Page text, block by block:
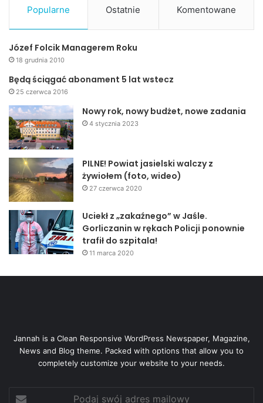
Popularne Ostatnie Komentowane
Józef Folcik Managerem Roku
18 grudnia 2010
Będą ściągać abonament 5 lat wstecz
25 czerwca 2016
Nowy rok, nowy budżet, nowe zadania
4 stycznia 2023
PILNE! Powiat jasielski walczy z
żywiołem (foto, wideo)
27 czerwca 2020
Uciekł z „zakaźnego” w Jaśle.
Gorliczanin w rękach Policji ponownie
trafił do szpitala!
11 marca 2020
Jannah is a Clean Responsive WordPress Newspaper, Magazine,
News and Blog theme. Packed with options that allow you to
completely customize your website to your needs.
Podaj